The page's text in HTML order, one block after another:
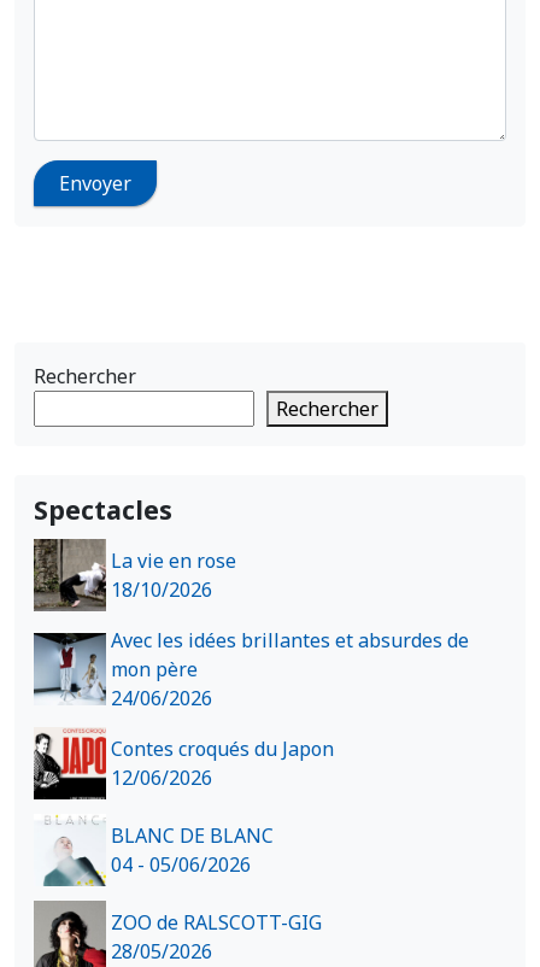
Rechercher
Rechercher
Spectacles
La vie en rose
18/10/2026
Avec les idées brillantes et absurdes de
mon père
24/06/2026
Contes croqués du Japon
12/06/2026
BLANC DE BLANC
04 - 05/06/2026
ZOO de RALSCOTT-GIG
28/05/2026